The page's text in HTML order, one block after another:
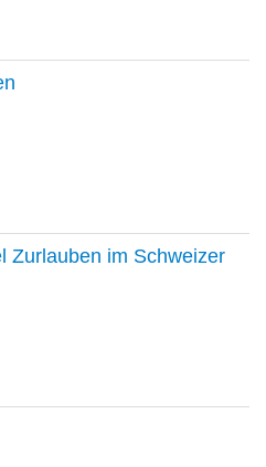
Zurlauben im Schweizer